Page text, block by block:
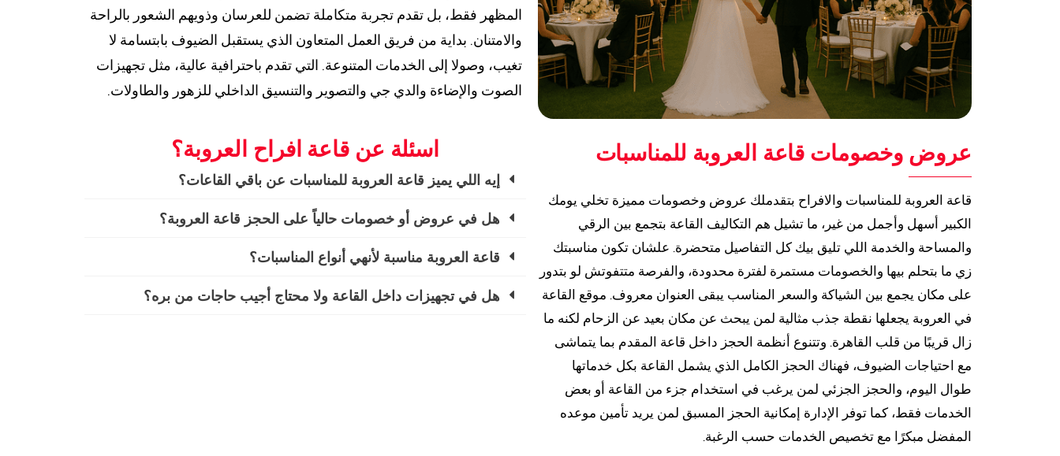
المظهر فقط، بل تقدم تجربة متكاملة تضمن للعرسان وذويهم الشعور بالراحة
والامتنان. بداية من فريق العمل المتعاون الذي يستقبل الضيوف بابتسامة لا
تغيب، وصولا إلى الخدمات المتنوعة. التي تقدم باحترافية عالية، مثل تجهيزات
الصوت والإضاءة والدي جي والتصوير والتنسيق الداخلي للزهور والطاولات.
عروض وخصومات قاعة العروبة للمناسبات
قاعة العروبة للمناسبات والافراح بتقدملك عروض وخصومات مميزة تخلي يومك
الكبير أسهل وأجمل من غير، ما تشيل هم التكاليف القاعة بتجمع بين الرقي
والمساحة والخدمة اللي تليق بيك كل التفاصيل متحضرة. علشان تكون مناسبتك
زي ما بتحلم بيها والخصومات مستمرة لفترة محدودة، والفرصة متتفوتش لو بتدور
على مكان يجمع بين الشياكة والسعر المناسب يبقى العنوان معروف. موقع القاعة
في العروبة يجعلها نقطة جذب مثالية لمن يبحث عن مكان بعيد عن الزحام لكنه ما
زال قريبًا من قلب القاهرة. وتتنوع أنظمة الحجز داخل قاعة المقدم بما يتماشى
مع احتياجات الضيوف، فهناك الحجز الكامل الذي يشمل القاعة بكل خدماتها
طوال اليوم، والحجز الجزئي لمن يرغب في استخدام جزء من القاعة أو بعض
الخدمات فقط، كما توفر الإدارة إمكانية الحجز المسبق لمن يريد تأمين موعده
المفضل مبكرًا مع تخصيص الخدمات حسب الرغبة.
اسئلة عن قاعة افراح العروبة؟
إيه اللي يميز قاعة العروبة للمناسبات عن باقي القاعات؟
هل في عروض أو خصومات حالياً على الحجز قاعة العروبة؟
قاعة العروبة مناسبة لأنهي أنواع المناسبات؟
هل في تجهيزات داخل القاعة ولا محتاج أجيب حاجات من بره؟